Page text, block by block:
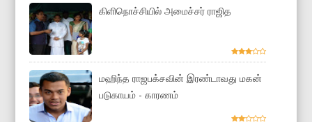
கிளிநொச்சியில் அமைச்சர் ராஜித
மஹிந்த ராஜபக்சவின் இரண்டாவது மகன்
படுகாயம் - காரணம்